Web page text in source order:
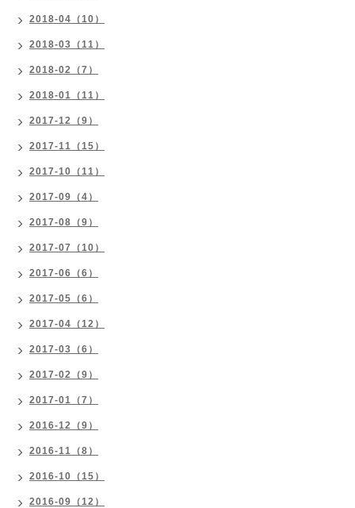
2018-04（10）
2018-03（11）
2018-02（7）
2018-01（11）
2017-12（9）
2017-11（15）
2017-10（11）
2017-09（4）
2017-08（9）
2017-07（10）
2017-06（6）
2017-05（6）
2017-04（12）
2017-03（6）
2017-02（9）
2017-01（7）
2016-12（9）
2016-11（8）
2016-10（15）
2016-09（12）